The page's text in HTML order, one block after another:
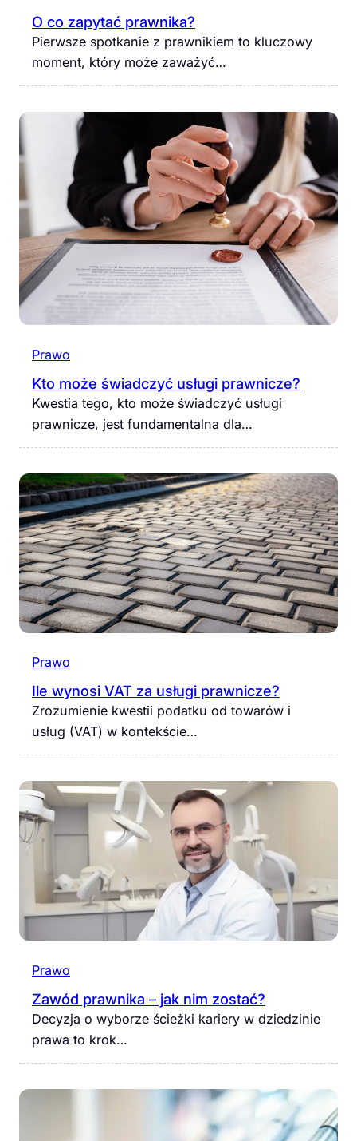
O co zapytać prawnika?
Pierwsze spotkanie z prawnikiem to kluczowy
moment, który może zaważyć…
Prawo
Kto może świadczyć usługi prawnicze?
Kwestia tego, kto może świadczyć usługi
prawnicze, jest fundamentalna dla…
Prawo
Ile wynosi VAT za usługi prawnicze?
Zrozumienie kwestii podatku od towarów i
usług (VAT) w kontekście…
Prawo
Zawód prawnika – jak nim zostać?
Decyzja o wyborze ścieżki kariery w dziedzinie
prawa to krok…